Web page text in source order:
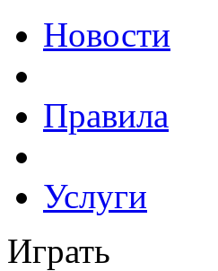
Новости
Правила
Услуги
Играть